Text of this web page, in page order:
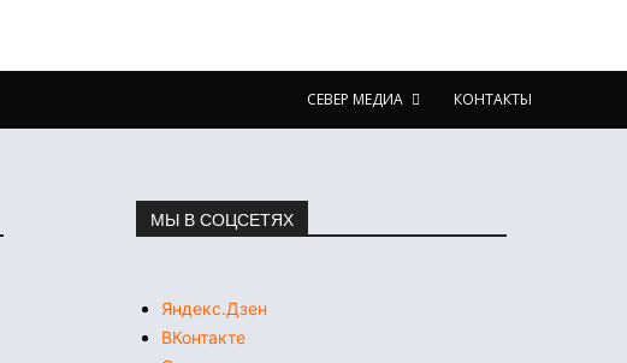
СЕВЕР МЕДИА КОНТАКТЫ
МЫ В СОЦСЕТЯХ
Яндекс.Дзен
ВКонтакте